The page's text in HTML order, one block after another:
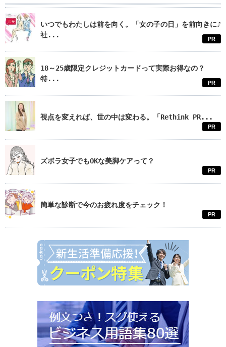
いつでもわたしは前を向く。「女の子の日」を前向きに♪
社...
PR
18～25歳限定クレジットカードって実際お得なの？
特...
PR
視点を変えれば、世の中は変わる。「Rethink PR...
PR
ズボラ女子でもOKな美脚ケアって？
PR
簡単な診断で今のお疲れ度をチェック！
PR